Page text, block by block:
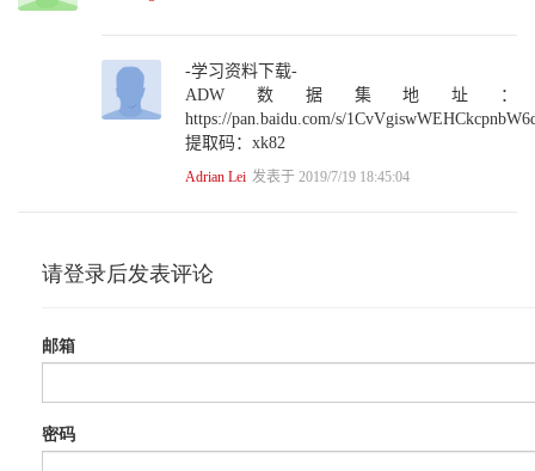
3.2.2 获取Excel数据源 / 42
3.3 数据准备：优化数据模型 / 43
3.3.1 集中放置度量 / 43
3.4 数据建模：建立表关联 / 47
3.4.1 SQL表关联 / 47
3.5 数据建模：创建度量 / 54
3.6 数据建模：创建进阶度量 / 56 3.7 数据建模：DAX基础知识 /
3.7.1 DAX的重要概念 / 59
3.7.2 DAX函数简介 / 61
第4章 Power BI建模进阶 / 70
-学习资料下载-
ADW数据集地址：
https://pan.baidu.com/s/
提取码：xk82
Adrian Lei 发表于 2019/7/19 18:45:04